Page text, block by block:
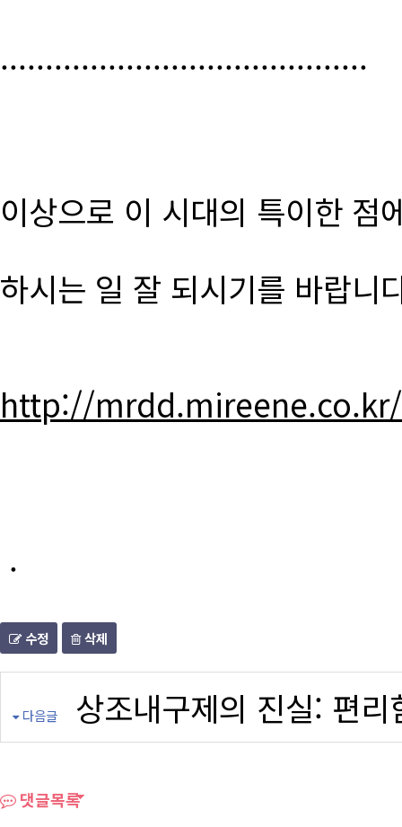
.........................................
이상으로 이 시대의 특이한 점
하시는 일 잘 되시기를 바랍니
http://
.
수정 삭제
다음글 상조내구제의 진실: 편
댓글목록